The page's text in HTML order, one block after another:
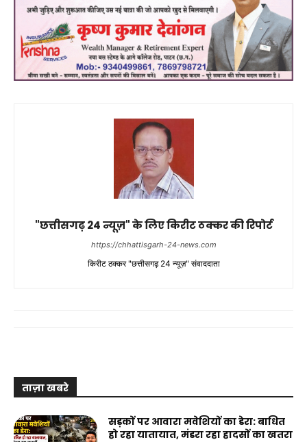
"छत्तीसगढ़ 24 न्यूज़" के लिए किरीट ठक्कर की रिपोर्ट
https://chhattisgarh-24-news.com
किरीट ठक्कर "छत्तीसगढ़ 24 न्यूज़" संवाददाता
ताज़ा खबरे
सड़कों पर आवारा मवेशियों का डेरा: बाधित
हो रहा यातायात, मंडरा रहा हादसों का खतरा